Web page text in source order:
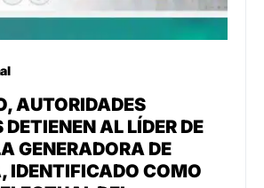
AUTORIDADES
DETIENEN AL LÍDER DE
GENERADORA DE
IDENTIFICADO COMO